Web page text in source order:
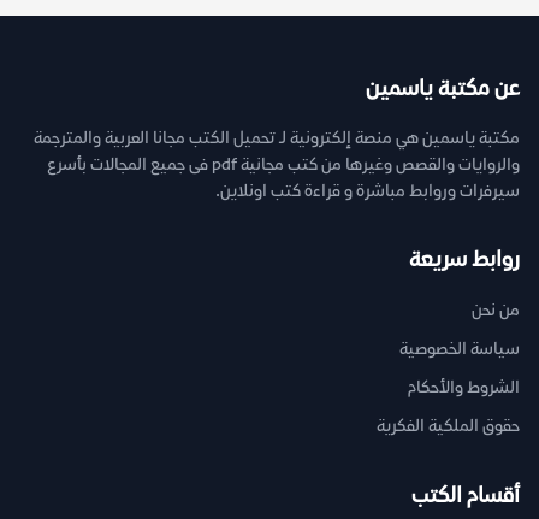
عن مكتبة ياسمين
مكتبة ياسمين هي منصة إلكترونية لـ تحميل الكتب مجانا العربية والمترجمة
والروايات والقصص وغيرها من كتب مجانية pdf فى جميع المجالات بأسرع
سيرفرات وروابط مباشرة و قراءة كتب اونلاين.
روابط سريعة
من نحن
سياسة الخصوصية
الشروط والأحكام
حقوق الملكية الفكرية
أقسام الكتب